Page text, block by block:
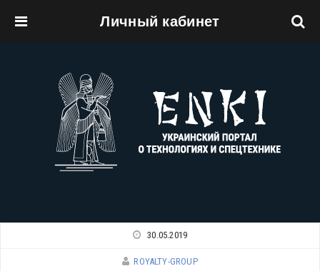
Личный кабинет
30.05.2019
ROYALTY-GROUP